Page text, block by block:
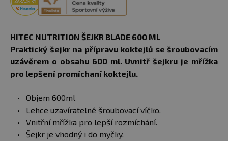
HITEC NUTRITION ŠEJKR BLADE 600 ML
Praktický šejkr na přípravu koktejlů se šroubovacím
uzávěrem o obsahu 600 ml. Uvnitř šejkru je mřížka
pro lepšení promíchaní koktejlu.
Objem 600ml
Lehce uzavíratelné šroubovací víčko.
Vnitřní mřížka pro lepší rozmíchání.
Šejkr je vhodný i do myčky.